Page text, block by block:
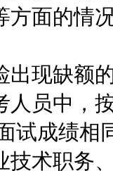
方面的情
现缺额的
人员中，
试成绩相
技术职务